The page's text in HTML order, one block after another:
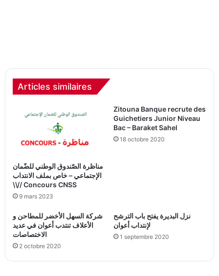
Articles similaires
مناظرة الصّندوق الوطني للضّمان
الإجتماعي – خاص بملف الانتداب
\\// Concours CNSS
9 mars 2023
Zitouna Banque recrute des
Guichetiers Junior Niveau
Bac – Baraket Sahel
18 octobre 2020
شركة السهل الأخضر للمطاحن و
الأعلاف تنتدب أعوان في عديد
الاختصاصات
2 octobre 2020
نزل البديرة يفتح باب الترشح
لإنتداب أعوان
1 septembre 2020